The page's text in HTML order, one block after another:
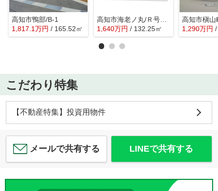
高知市鴨部/B-1
1,817.1万円 / 165.52㎡
高知市海老ノ丸/Ｒ号地 残り1区画！
1,640万円 / 132.25㎡
高知市槇山
1,290万円
こだわり特集
【不動産特集】投資用物件
メールで共有する LINEで共有する